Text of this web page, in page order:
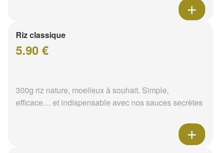
Riz classique
5.90 €
300g riz nature, moelleux à souhait. Simple,
efficace… et indispensable avec nos sauces secrètes